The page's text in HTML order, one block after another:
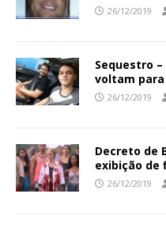
26/12/2019
Sequestro
voltam para
26/12/2019
Decreto de
exibição de
26/12/2019